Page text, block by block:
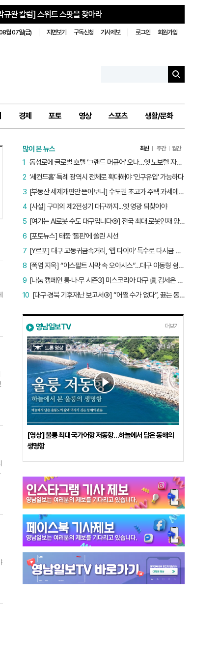
규완 칼럼] 스위트 스팟을 찾아라
월 07일(금) 지면보기 구독신청 기사제보 로그인 회원가입
경제 포토 영상 스포츠 생활/문화
많이 본 뉴스 최신 주간 월간
동성로에 글로벌 호텔 ‘그랜드 머큐어’ 오나…옛 노보텔 자리 사무실 개설
1
‘세컨드홈’ 특례 광역시 전체로 확대해야 ‘인구유입’ 가능하다
2
[부동산 세제개편안 뜯어보니] 수도권 초고가 주택 과세에만 초점…침체된 지방 부동산 대책은 없다
3
[사설] 구미의 제2전성기 대구까지...옛 영광 되찾아야
4
[여기는 AI로봇 수도 대구입니다⑤] 전국 최대 로봇인재 양성소…“대구산업 맞춤형 교육과정 만들자”
5
[포토뉴스] 태풍 ‘돌핀’에 쏠린 시선
6
[Y르포] 대구 교동귀금속거리, ‘랩 다이아’ 특수로 다시금 활기…“반짝 인기 의존 않는 지속 가능 성장 동력 마련해야”
7
[폭염 지옥] “아스팔트 사막 속 오아시스”…대구 이동형 쉼터 버스 ‘북적’, 지하철역도 ‘바글’
8
[나눔 캠페인 통·나·무 시즌3] 미스코리아 대구 眞 김세은 “내가 받은 응원, 다음 사람에게”
9
[대구·경북 기후재난 보고서③] “어쩔 수가 없다”, 끓는 동해…‘절멸 위기’ 경북 수산업
10
영남일보TV 더보기
[영상] 울릉 최대 국가어항 저동항…하늘에서 담은 동해의
생명항